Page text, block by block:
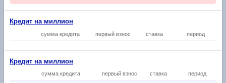
Кредит на миллион
сумма кредита первый взнос ставка период
Кредит на миллион
сумма кредита первый взнос ставка период